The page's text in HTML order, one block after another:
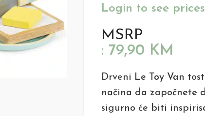
Login to see prices
MSRP
: 79,90 KM
Drveni Le Toy Van
načina da započnete
sigurno će biti